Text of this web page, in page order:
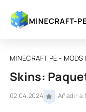
MINECRAFT-
MINECRAFT PE -
Skins:
02.04.2024 Añadir a